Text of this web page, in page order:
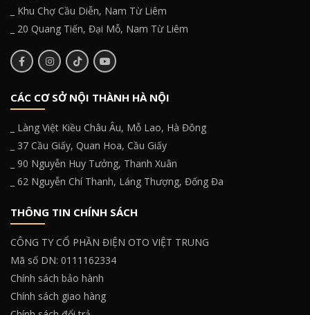
_ Khu Chợ Cầu Diễn, Nam Từ Liêm
_ 20 Quang Tiến, Đại Mỗ, Nam Từ Liêm
CÁC CƠ SỞ NỘI THÀNH HÀ NỘI
_ Làng Việt Kiều Châu Âu, Mỗ Lao, Hà Đông
_ 37 Cầu Giấy, Quan Hoa, Cầu Giấy
_ 90 Nguyễn Huy Tưởng, Thanh Xuân
_ 62 Nguyễn Chí Thanh, Láng Thượng, Đống Đa
THÔNG TIN CHÍNH SÁCH
CÔNG TY CỔ PHẦN ĐIỆN OTO VIỆT TRUNG
Mã số DN: 0111162334
Chính sách bảo hành
Chính sách giao hàng